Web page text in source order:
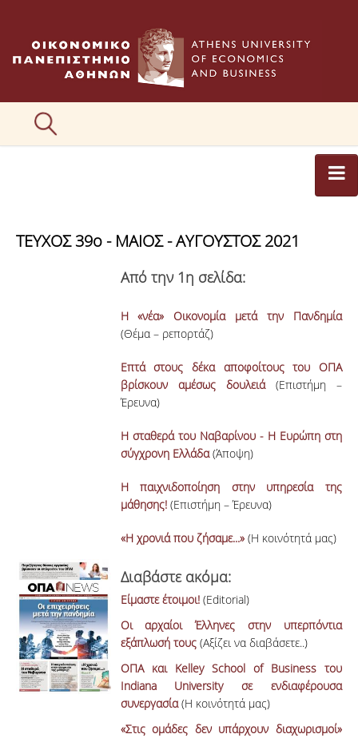
ΚΑΤΗΓΟΡΙΕΣ ΑΡΘΡΩΝ
ΕΙΚΟΝΕΣ
ΣΥΝΤΑΚΤΙΚΗ ΟΜΑΔΑ
ΑΝΑΖΗΤΗΣΗ
ΤΕΥΧΟΣ 39ο - MΑΙΟΣ - ΑΥΓΟΥΣΤΟΣ 2021
Από την 1η σελίδα:
Η «νέα» Οικονομία μετά την Πανδημία
(Θέμα – ρεπορτάζ)
Επτά στους δέκα αποφοίτους του ΟΠΑ
βρίσκουν αμέσως δουλειά(Επιστήμη –
Έρευνα)
Η σταθερά του Ναβαρίνου - Η Ευρώπη στη
σύγχρονη Ελλάδα(Άποψη)
Η παιχνιδοποίηση στην υπηρεσία της
μάθησης!(Επιστήμη – Έρευνα)
«Η χρονιά που ζήσαμε...»(Η κοινότητά μας)
Διαβάστε ακόμα:
Είμαστε έτοιμοι!(Editorial)
Οι αρχαίοι Έλληνες στην υπερπόντια
εξάπλωσή τους(Αξίζει να διαβάσετε..)
ΟΠΑ και Kelley School of Business του
Indiana University σε ενδιαφέρουσα
συνεργασία(Η κοινότητά μας)
«Στις ομάδες δεν υπάρχουν διαχωρισμοί»